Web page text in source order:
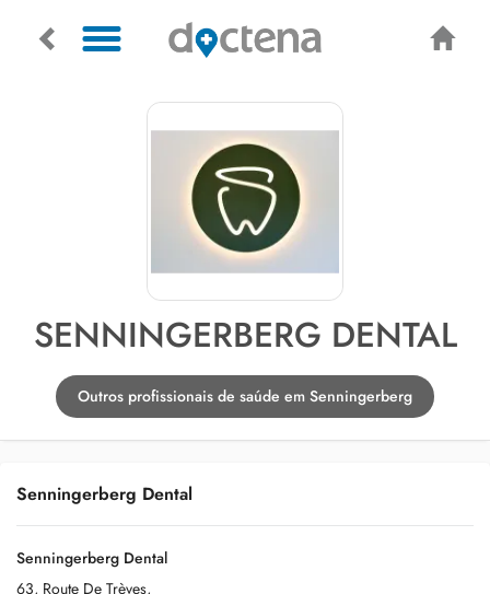
SENNINGERBERG DENTAL
Outros profissionais de saúde em Senningerberg
Senningerberg Dental
Senningerberg Dental
63, Route De Trèves,